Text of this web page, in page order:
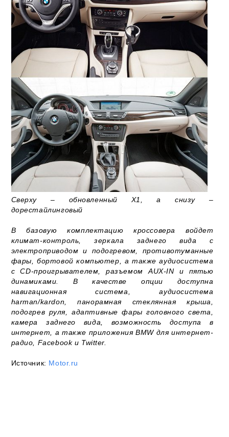
Сверху – обновленный X1, а снизу –
дорестайлинговый
В базовую комплектацию кроссовера войдет
климат-контроль, зеркала заднего вида с
электроприводом и подогревом, противотуманные
фары, бортовой компьютер, а также аудиосистема
с CD-проигрывателем, разъемом AUX-IN и пятью
динамиками. В качестве опции доступна
навигационная система, аудиосистема
harman/kardon, панорамная стеклянная крыша,
подогрев руля, адаптивные фары головного света,
камера заднего вида, возможность доступа в
интернет, а также приложения BMW для интернет-
радио, Facebook и Twitter.
Источник: Motor.ru